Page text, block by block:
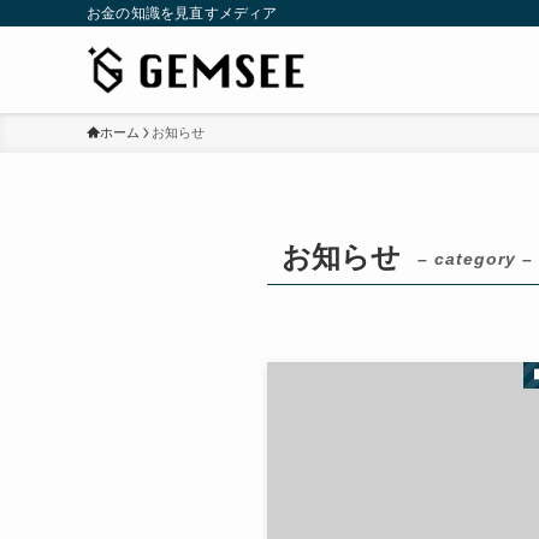
お金の知識を見直すメディア
ホーム お知らせ
お知らせ – category –